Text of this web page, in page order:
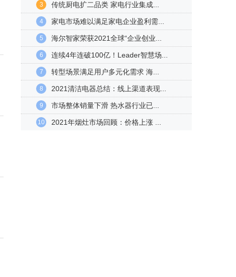
3 传统厨电扩二品类 家电行业集成...
4 家电市场难以满足家电企业盈利需...
5 海尔智家荣获2021全球“企业创业...
6 连续4年连破100亿！Leader智慧场...
7 转型场景满足用户多元化需求 海...
8 2021清洁电器总结：线上渠道表现...
9 市场整体销量下滑 热水器行业已...
10 2021年烟灶市场回顾：价格上涨 ...